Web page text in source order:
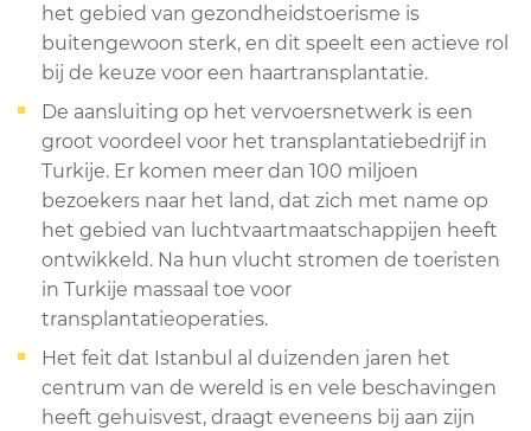
het gebied van gezondheidstoerisme is
buitengewoon sterk, en dit speelt een actieve rol
bij de keuze voor een haartransplantatie.
De aansluiting op het vervoersnetwerk is een
groot voordeel voor het transplantatiebedrijf in
Turkije. Er komen meer dan 100 miljoen
bezoekers naar het land, dat zich met name op
het gebied van luchtvaartmaatschappijen heeft
ontwikkeld. Na hun vlucht stromen de toeristen
in Turkije massaal toe voor
transplantatieoperaties.
Het feit dat Istanbul al duizenden jaren het
centrum van de wereld is en vele beschavingen
heeft gehuisvest, draagt eveneens bij aan zijn